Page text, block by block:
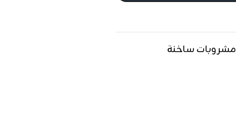
مشروبات ساخنة